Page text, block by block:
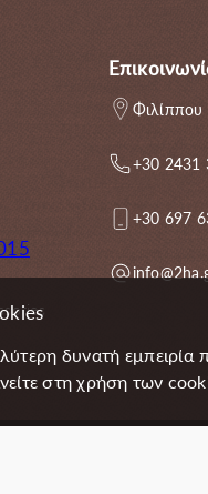
Φιλίππου
+30 2431
+30 697
δυνατή εμπειρία
στη χρήση των